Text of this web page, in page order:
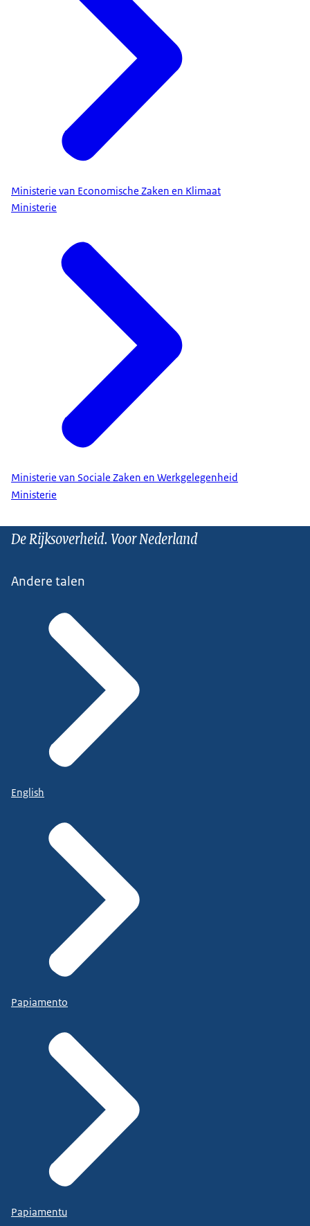
Ministerie van Economische Zaken en Klimaat
Ministerie
Ministerie van Sociale Zaken en Werkgelegenheid
Ministerie
De Rijksoverheid. Voor Nederland
Andere talen
English
Papiamento
Papiamentu